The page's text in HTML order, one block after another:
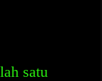
satu